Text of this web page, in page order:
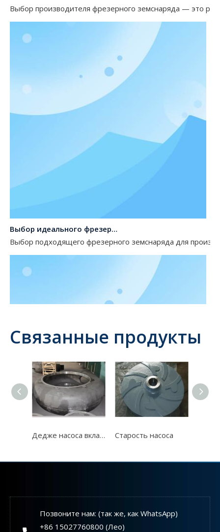
Выбор подходящего фрезерного земснаряда для
Связанные продукты
Дедже насоса вкладыша Старость насоса
Позвоните нам: (так же, как WhatsApp)
+86 15027760800 (Лео)